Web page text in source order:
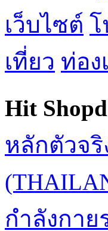
เว็บไซต์
เที่ยว ท่อง
Hit
หลักตัวจริ
กำลังกาย